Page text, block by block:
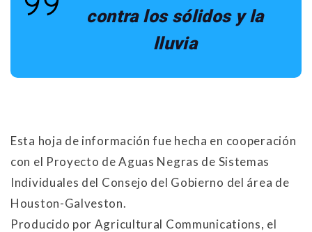
contra los sólidos y la
lluvia
Esta hoja de información fue hecha en cooperación
con el Proyecto de Aguas Negras de Sistemas
Individuales del Consejo del Gobierno del área de
Houston-Galveston.
Producido por Agricultural Communications, el